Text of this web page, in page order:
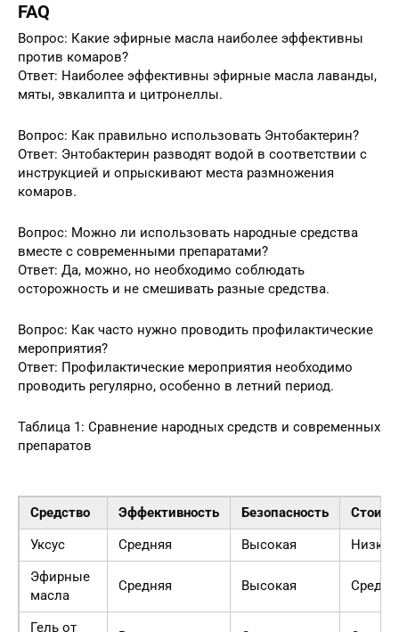
FAQ
Вопрос: Какие эфирные масла наиболее эффективны
против комаров?
Ответ: Наиболее эффективны эфирные масла лаванды,
мяты, эвкалипта и цитронеллы.
Вопрос: Как правильно использовать Энтобактерин?
Ответ: Энтобактерин разводят водой в соответствии с
инструкцией и опрыскивают места размножения
комаров.
Вопрос: Можно ли использовать народные средства
вместе с современными препаратами?
Ответ: Да, можно, но необходимо соблюдать
осторожность и не смешивать разные средства.
Вопрос: Как часто нужно проводить профилактические
мероприятия?
Ответ: Профилактические мероприятия необходимо
проводить регулярно, особенно в летний период.
Таблица 1: Сравнение народных средств и современных
препаратов
Средство Эффективность Безопасность
Уксус
Средняя Высокая
Низкая
Эфирные
масла
Средняя Высокая
Гель от